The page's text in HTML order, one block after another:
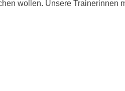
wollen. Unsere